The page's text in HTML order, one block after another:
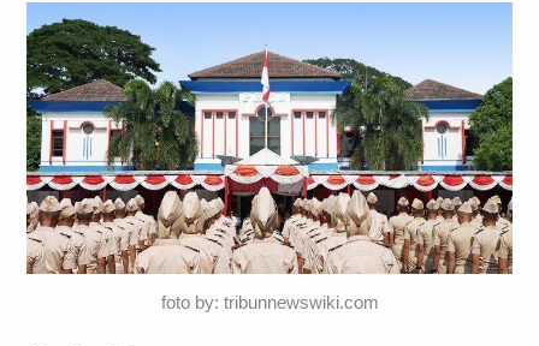
foto by: tribunnewswiki.com